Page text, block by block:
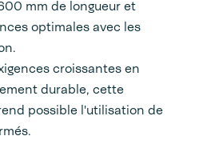
mm de longueur et
optimales avec les
croissantes en
durable, cette
possible l'utilisation de